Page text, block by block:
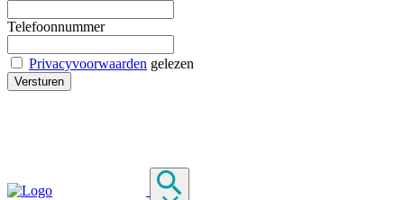
Telefoonnummer
Privacyvoorwaarden gelezen